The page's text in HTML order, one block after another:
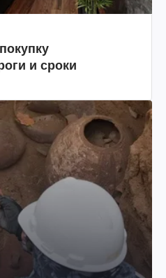
и сроки